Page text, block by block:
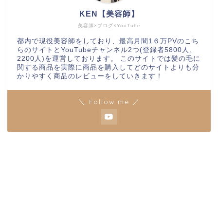
美容師×ブログ×YouTube
KEN【美容師】
都内で現役美容師をしており、最高月間1６万PVのこち
らのサイトとYouTubeチャンネル2つ(登録者5800人、
2200人)を運営しております。 このサイトでは髪の毛に
関する商品を実際に商品を購入してどのサイトよりも分
かりやすく商品のレビューをしていきます！
＼ Follow me ／